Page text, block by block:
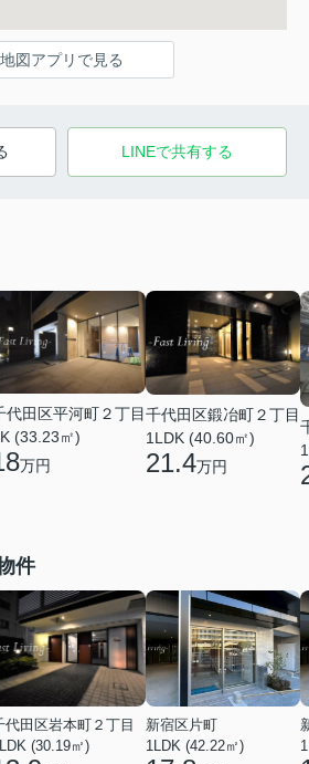
地図アプリで見る
LINEで共有する
代田区平河町２丁目
(33.23㎡)
万円
千代田区鍛冶町２丁目
1LDK (40.60㎡)
21.4万円
件
代田区岩本町２丁目
(30.19㎡)
新宿区片町
1LDK (42.22㎡)